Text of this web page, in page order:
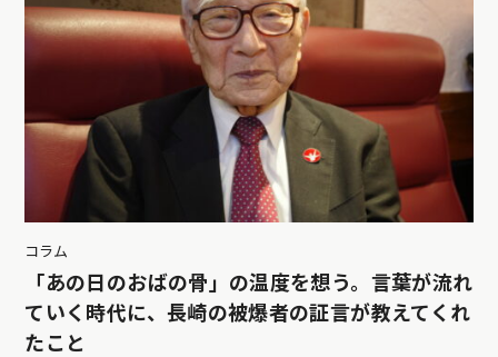
コラム
「あの日のおばの骨」の温度を想う。言葉が流れ
ていく時代に、長崎の被爆者の証言が教えてくれ
たこと